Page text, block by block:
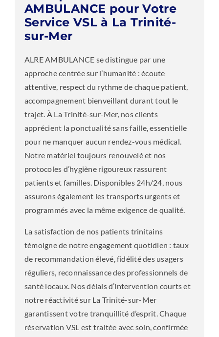
AMBULANCE pour Votre
Service VSL à La Trinité-
sur-Mer
ALRE AMBULANCE se distingue par une
approche centrée sur l’humanité : écoute
attentive, respect du rythme de chaque patient,
accompagnement bienveillant durant tout le
trajet. À La Trinité-sur-Mer, nos clients
apprécient la ponctualité sans faille, essentielle
pour ne manquer aucun rendez-vous médical.
Notre matériel toujours renouvelé et nos
protocoles d’hygiène rigoureux rassurent
patients et familles. Disponibles 24h/24, nous
assurons également les transports urgents et
programmés avec la même exigence de qualité.
La satisfaction de nos patients trinitains
témoigne de notre engagement quotidien : taux
de recommandation élevé, fidélité des usagers
réguliers, reconnaissance des professionnels de
santé locaux. Nos délais d’intervention courts et
notre réactivité sur La Trinité-sur-Mer
garantissent votre tranquillité d’esprit. Chaque
réservation VSL est traitée avec soin, confirmée